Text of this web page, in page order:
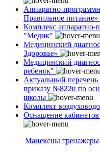
Аппаратно-
Правильное питание»
Комплекс аппаратно-
"Медик"
Медицинский
Здоровье»
Медицинский
ребенок"
Актуальный перечень
приказу №822н по
школы
Комплект
Оснащение
Манекены